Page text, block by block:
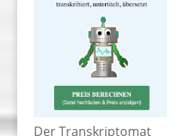
Der Transkriptomat